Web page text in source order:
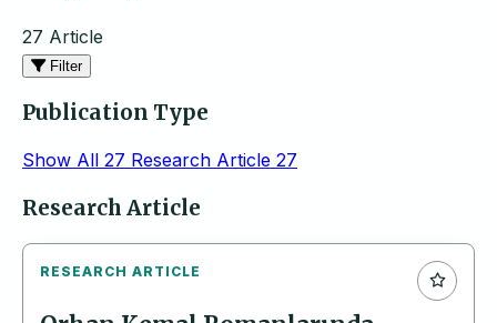
27 Article
Filter
Publication Type
Show All 27 Research Article 27
Articles
Research Article
RESEARCH ARTICLE